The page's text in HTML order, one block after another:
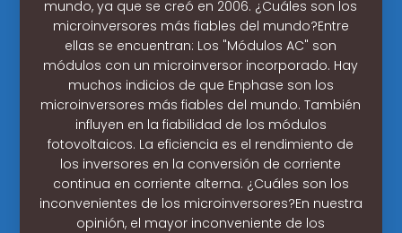
mundo, ya que se creó en 2006. ¿Cuáles son los
microinversores más fiables del mundo?Entre
ellas se encuentran: Los "Módulos AC" son
módulos con un microinversor incorporado. Hay
muchos indicios de que Enphase son los
microinversores más fiables del mundo. También
influyen en la fiabilidad de los módulos
fotovoltaicos. La eficiencia es el rendimiento de
los inversores en la conversión de corriente
continua en corriente alterna. ¿Cuáles son los
inconvenientes de los microinversores?En nuestra
opinión, el mayor inconveniente de los